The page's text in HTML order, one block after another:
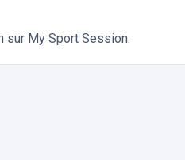
sur My Sport Session.